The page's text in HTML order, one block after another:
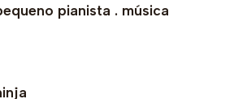
pianista . música